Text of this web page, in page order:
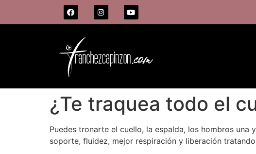
¿Te traquea todo el
Puedes tronarte el cuello, la espalda, los hombros
soporte, fluidez, mejor respiración y liberación